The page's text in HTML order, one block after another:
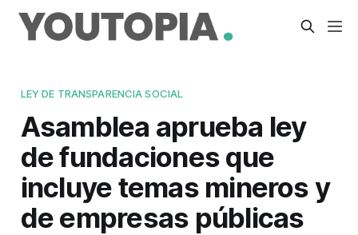
LEY DE TRANSPARENCIA SOCIAL
Asamblea aprueba ley
de fundaciones que
incluye temas mineros y
de empresas públicas